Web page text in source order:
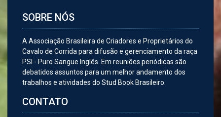
SOBRE NÓS
A Associação Brasileira de Criadores e Proprietários do
Cavalo de Corrida para difusão e gerenciamento da raça
PSI - Puro Sangue Inglês. Em reuniões periódicas são
debatidos assuntos para um melhor andamento dos
trabalhos e atividades do Stud Book Brasileiro.
CONTATO